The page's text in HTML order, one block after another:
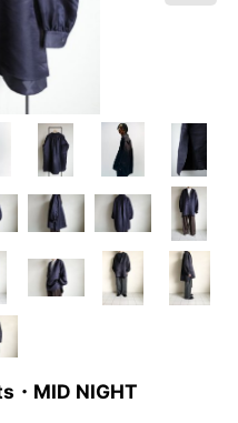
・MID NIGHT